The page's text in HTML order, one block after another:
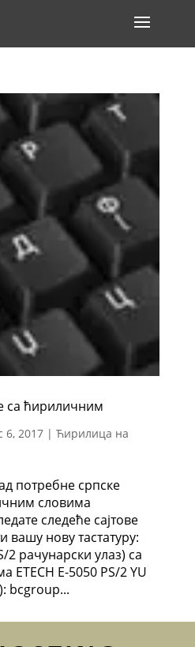
са ћириличним
6, 2017| Ћирилица на
потребне српске
словима
следеће сајтове
вашу нову тастатуру:
2 рачунарски улаз) са
E-5050 PS/2 YU
bcgroup...